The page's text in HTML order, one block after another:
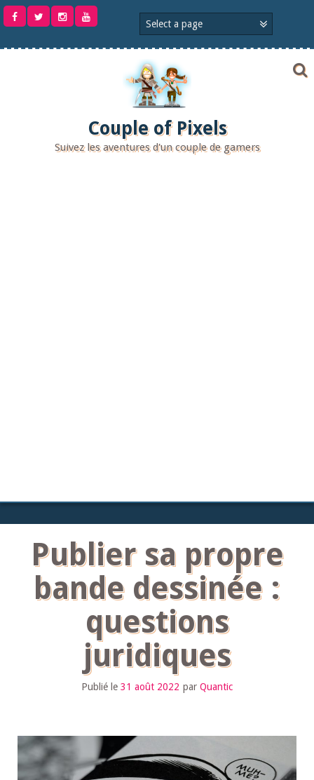
Aller
Couple of Pixels
Suivez les aventures d'un couple de gamers
Publier sa propre
bande dessinée :
questions
juridiques
Publié le 31 août 2022 par Quantic